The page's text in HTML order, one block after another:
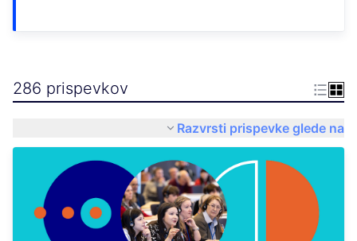
286 prispevkov
Razvrsti prispevke glede na